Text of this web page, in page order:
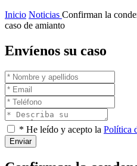
Inicio Noticias Confirman la
caso de amianto
Envíenos su caso
* He leído y acepto la Política
Enviar